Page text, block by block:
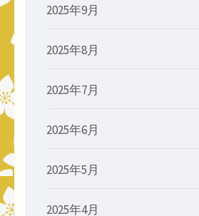
2025年9月
2025年8月
2025年7月
2025年6月
2025年5月
2025年4月